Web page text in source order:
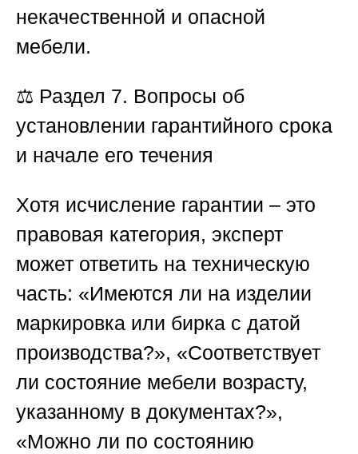
некачественной и опасной
мебели.
⚖️ Раздел 7. Вопросы об
установлении гарантийного срока
и начале его течения
Хотя исчисление гарантии – это
правовая категория, эксперт
может ответить на техническую
часть: «Имеются ли на изделии
маркировка или бирка с датой
производства?», «Соответствует
ли состояние мебели возрасту,
указанному в документах?»,
«Можно ли по состоянию